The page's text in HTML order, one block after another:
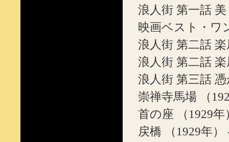
浪人街 第一話
映画ベスト・ワ
浪人街 第二話
浪人街 第二話
浪人街 第三話
崇禅寺馬場 （
首の座 （1929
戻橋 （1929年